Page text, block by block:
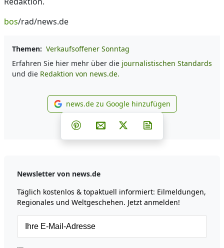
bos/rad/news.de
Themen: Verkaufsoffener Sonntag
Erfahren Sie hier mehr über die journalistischen Standards
und die Redaktion von news.de.
news.de zu Google
news.de zu Google hinzufügen
Teilen auf Facebook
Teilen auf Whatsapp
Teilen auf Telegram
Teilen auf Pinterest
Per E-Mail teilen
Post auf X
Newsletter von news.de
Täglich kostenlos & topaktuell informiert: Eilmeldungen,
Regionales und Weltgeschehen. Jetzt anmelden!